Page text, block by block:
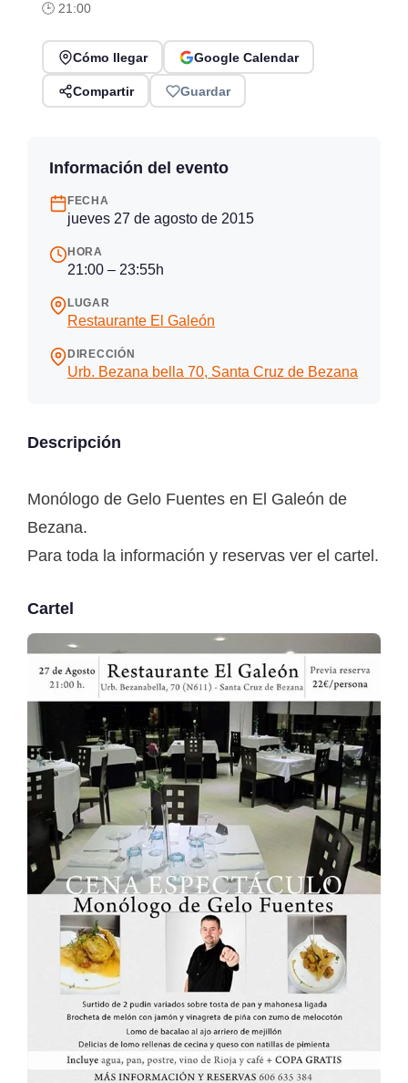
🕒 21:00
Cómo llegar Google Calendar
Compartir Guardar
Información del evento
FECHA
jueves 27 de agosto de 2015
HORA
21:00 – 23:55h
LUGAR
Restaurante El Galeón
DIRECCIÓN
Urb. Bezana bella 70, Santa Cruz de Bezana
Descripción
Monólogo de Gelo Fuentes en El Galeón de
Bezana.
Para toda la información y reservas ver el cartel.
Cartel